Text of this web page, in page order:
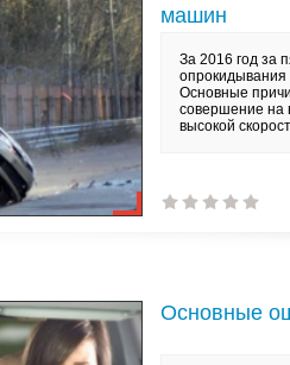
машин
За 2016 год за
Основные
совершение на
высокой
Основные